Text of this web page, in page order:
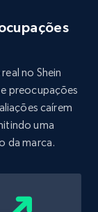
no Shein
preocupações
caírem
uma
da marca.